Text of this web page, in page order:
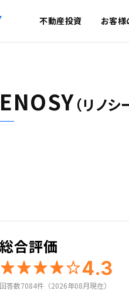
不動産投資 お客様
（リノシ
総合評価
4.3
回答数7084件（2026年08月現在）